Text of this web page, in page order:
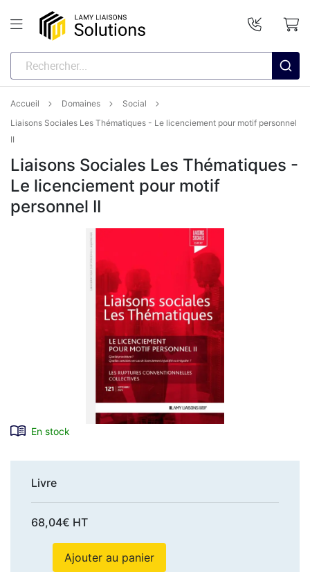
Accueil Domaines
Social
Liaisons Sociales Les Thématiques - Le licenciement pour motif personnel
II
Liaisons Sociales Les Thématiques -
Le licenciement pour motif
personnel II
En stock
Livre
68,04€ HT
Ajouter au panier